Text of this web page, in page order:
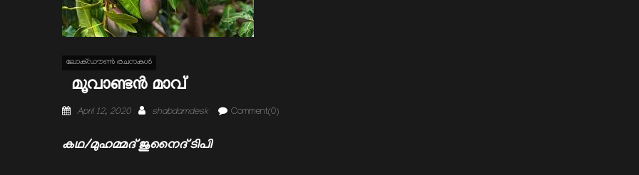
ലോക്ഡൗണ്‍ രചനകള്‍
മൂവാണ്ടൻ മാവ്
Posted
April 12, 2020 Author
shabdamdesk Comment(0)
കഥ/മുഹമ്മദ്‌ ജുനൈദ് ടിപി